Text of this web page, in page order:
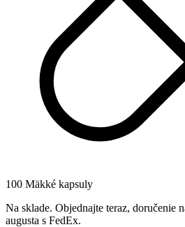
100 Mäkké kapsuly
Na sklade. Objednajte teraz, doručenie
augusta s FedEx.